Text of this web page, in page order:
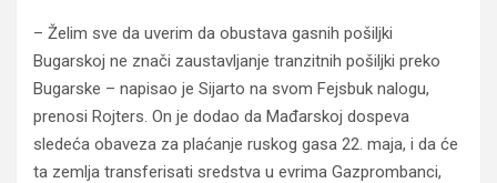
– Želim sve da uverim da obustava gasnih pošiljki
Bugarskoj ne znači zaustavljanje tranzitnih pošiljki preko
Bugarske – napisao je Sijarto na svom Fejsbuk nalogu,
prenosi Rojters. On je dodao da Mađarskoj dospeva
sledeća obaveza za plaćanje ruskog gasa 22. maja, i da će
ta zemlja transferisati sredstva u evrima Gazprombanci,